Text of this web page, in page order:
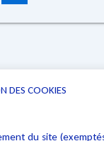
DES COOKIES
du site